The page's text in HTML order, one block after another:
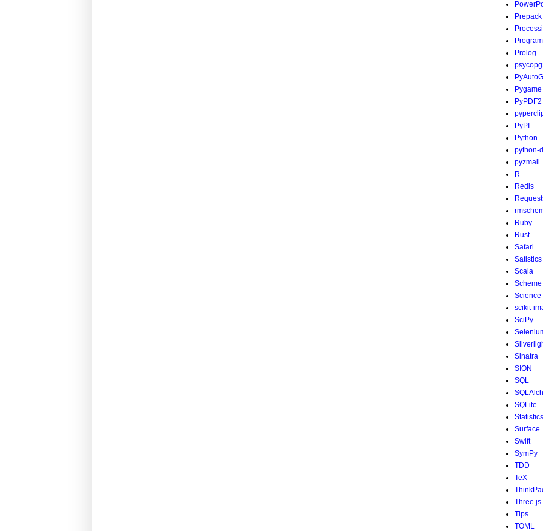
Prepack
Prolog
Pygame
PyPDF2
PyPI
Python
python-
pyzmail
R
Redis
Ruby
Rust
Safari
Satistics
Scala
Scheme
Science
scikit-
SciPy
Sinatra
SION
SQL
SQLite
Statistics
Surface
Swift
SymPy
TDD
TeX
Three.js
Tips
TOML